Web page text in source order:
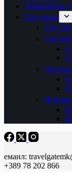
Лазаревски
Патувања
City
емаил:
+389 78 202 866